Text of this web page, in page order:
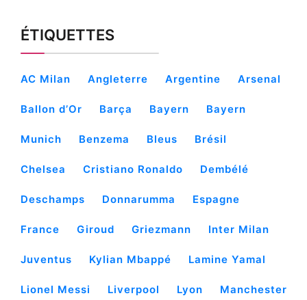
ÉTIQUETTES
AC Milan Angleterre Argentine Arsenal
Ballon d’Or Barça Bayern Bayern
Munich Benzema Bleus Brésil
Chelsea Cristiano Ronaldo Dembélé
Deschamps Donnarumma Espagne
France Giroud Griezmann Inter Milan
Juventus Kylian Mbappé Lamine Yamal
Lionel Messi Liverpool Lyon Manchester